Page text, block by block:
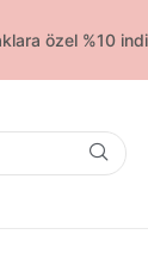
özel %10